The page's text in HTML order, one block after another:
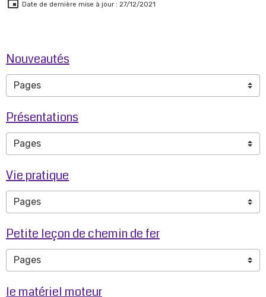
Date de dernière mise à jour : 27/12/2021
Nouveautés
Présentations
Vie pratique
Petite leçon de chemin de fer
le matériel moteur